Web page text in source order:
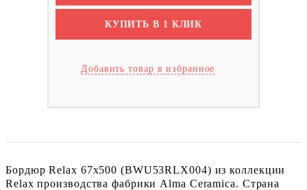
КУПИТЬ В 1 КЛИК
Добавить товар в избранное
Бордюр Relax 67x500 (BWU53RLX004) из коллекции
Relax производства фабрики Alma Ceramica. Страна